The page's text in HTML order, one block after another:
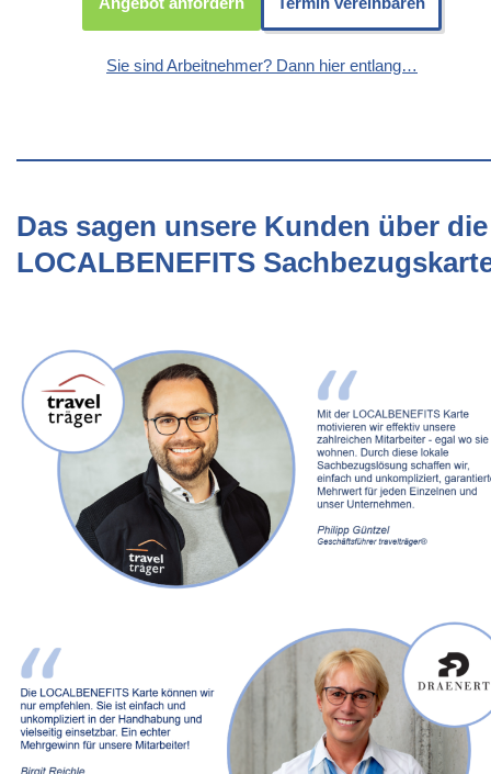
Sie sind Arbeitnehmer? Dann hier entlang…
Das sagen unsere Kunden über die
LOCALBENEFITS